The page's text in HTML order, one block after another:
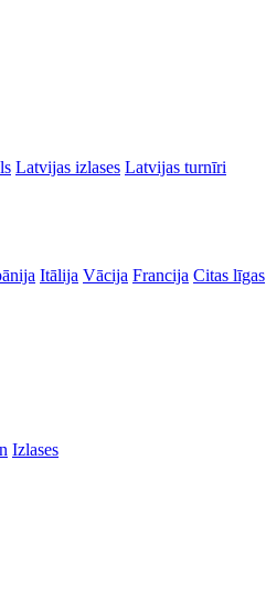
Latvijas izlases Latvijas turnīri
Itālija Vācija Francija Citas līgas
Izlases